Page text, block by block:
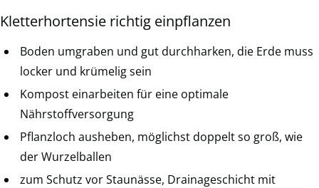
Kletterhortensie richtig einpflanzen
Boden umgraben und gut durchharken, die Erde muss
locker und krümelig sein
Kompost einarbeiten für eine optimale
Nährstoffversorgung
Pflanzloch ausheben, möglichst doppelt so groß, wie
der Wurzelballen
zum Schutz vor Staunässe, Drainageschicht mit